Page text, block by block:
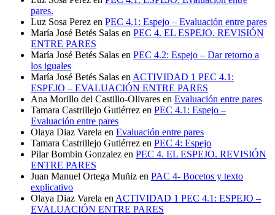
pares.
Luz Sosa Perez en PEC 4.1: Espejo – Evaluación entre pares
María José Betés Salas en PEC 4. EL ESPEJO. REVISIÓN
ENTRE PARES
María José Betés Salas en PEC 4.2: Espejo – Dar retorno a
los iguales
María José Betés Salas en ACTIVIDAD 1 PEC 4.1:
ESPEJO – EVALUACIÓN ENTRE PARES
Ana Morillo del Castillo-Olivares en Evaluación entre pares
Tamara Castrillejo Gutiérrez en PEC 4.1: Espejo –
Evaluación entre pares
Olaya Diaz Varela en Evaluación entre pares
Tamara Castrillejo Gutiérrez en PEC 4: Espejo
Pilar Bombin Gonzalez en PEC 4. EL ESPEJO. REVISIÓN
ENTRE PARES
Juan Manuel Ortega Muñiz en PAC 4- Bocetos y texto
explicativo
Olaya Diaz Varela en ACTIVIDAD 1 PEC 4.1: ESPEJO –
EVALUACIÓN ENTRE PARES